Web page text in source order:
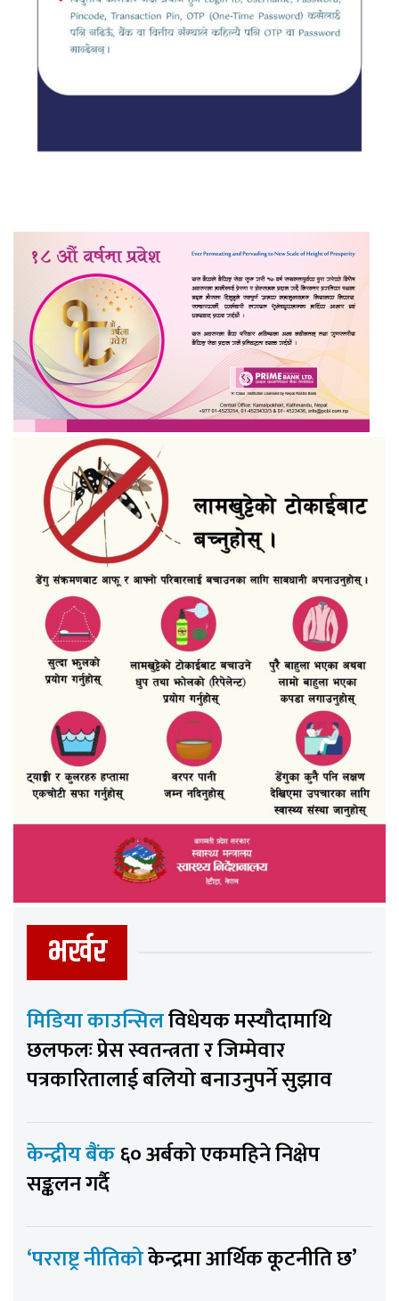
भर्खर
मिडिया काउन्सिलविधेयक मस्यौदामाथि
छलफलः प्रेस स्वतन्त्रता र जिम्मेवार
पत्रकारितालाई बलियो बनाउनुपर्ने सुझाव
केन्द्रीय बैंक६० अर्बको एकमहिने निक्षेप
सङ्कलन गर्दै
‘परराष्ट्र नीतिकोकेन्द्रमा आर्थिक कूटनीति छ’